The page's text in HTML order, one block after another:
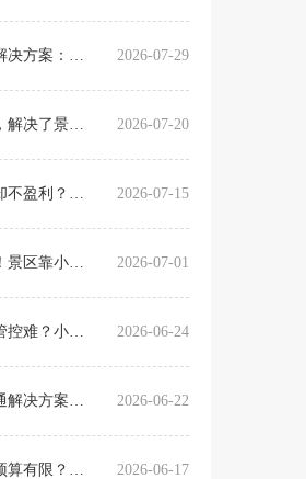
用Excel管营位 2026-07-29
合作中的资金管理难题 2026-07-20
消，真实案例营收翻倍 2026-07-15
松拿捏旺季流量与口碑 2026-07-01
方案，从根源杜绝私自收款 2026-06-24
费游玩更省心！ 2026-06-22
小游票务轻量化方案直接落地 2026-06-17